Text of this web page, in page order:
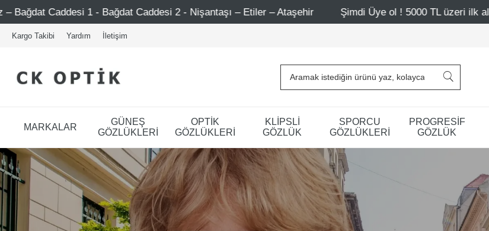
Caddesi 2 - Nişantaşı – Etiler – Ataşehir Şimdi Üye ol ! 5000 TL üzeri ilk alışverişinde 500 TL
Kargo Takibi Yardım İletişim
MARKALAR
GÜNEŞ
GÖZLÜKLERİ
OPTİK
GÖZLÜKLERİ
KLİPSLİ
GÖZLÜK
SPORCU
GÖZLÜKLERİ
PROGRESİF
GÖZLÜK